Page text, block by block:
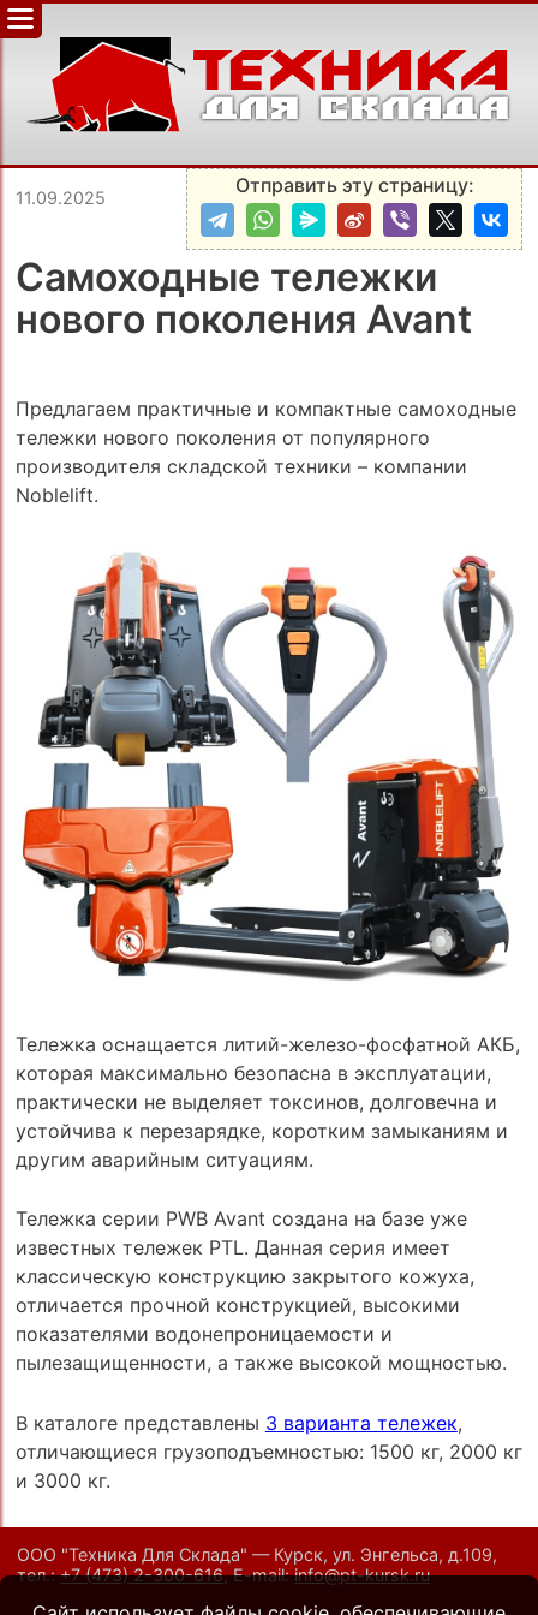
Отправить эту страницу:
11.09.2025
Самоходные тележки
нового поколения Avant
Предлагаем практичные и компактные самоходные
тележки нового поколения от популярного
производителя складской техники – компании
Noblelift.
Тележка оснащается литий-железо-фосфатной АКБ,
которая максимально безопасна в эксплуатации,
практически не выделяет токсинов, долговечна и
устойчива к перезарядке, коротким замыканиям и
другим аварийным ситуациям.
Тележка серии PWB Avant создана на базе уже
известных тележек PTL. Данная серия имеет
классическую конструкцию закрытого кожуха,
отличается прочной конструкцией, высокими
показателями водонепроницаемости и
пылезащищенности, а также высокой мощностью.
В каталоге представлены 3 варианта тележек,
отличающиеся грузоподъемностью: 1500 кг, 2000 кг
и 3000 кг.
ООО "Техника Для Склада" — Курск, ул. Энгельса, д.109,
тел.:+7 (473) 2-300-616,E-mail:info@pt-kursk.ru